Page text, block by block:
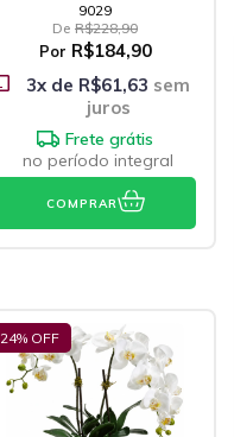
9029
De R$228,90
Por R$184,90
3x de R$61,63 sem
juros
Frete grátis
no período integral
COMPRAR
24% OFF